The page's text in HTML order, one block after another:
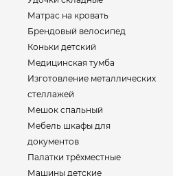
Матрас на кровать
Брендовый велосипед
Коньки детский
Медицинская тумба
Изготовление металлических
стеллажей
Мешок спальный
Мебель шкафы для
документов
Палатки трёхместные
Машины детские